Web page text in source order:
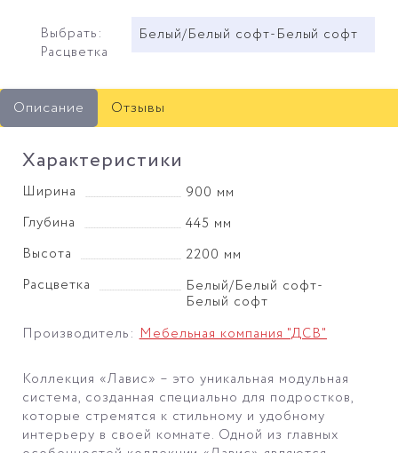
Выбрать:
Расцветка
Белый/Белый софт-Белый софт
Описание Отзывы
Характеристики
Ширина
900 мм
Глубина
445 мм
Высота
2200 мм
Расцветка
Белый/Белый софт-
Белый софт
Производитель:Мебельная компания "ДСВ"
Коллекция «Лавис» – это уникальная модульная
система, созданная специально для подростков,
которые стремятся к стильному и удобному
интерьеру в своей комнате. Одной из главных